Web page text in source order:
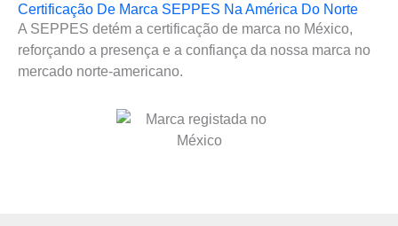
Certificação De Marca SEPPES Na América Do Norte
A SEPPES detém a certificação de marca no México,
reforçando a presença e a confiança da nossa marca no
mercado norte-americano.